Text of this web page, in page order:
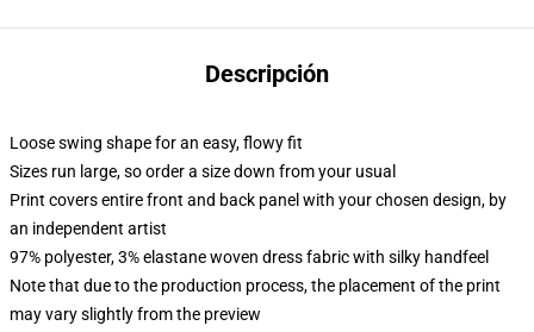
Descripción
Loose swing shape for an easy, flowy fit
Sizes run large, so order a size down from your usual
Print covers entire front and back panel with your chosen design, by
an independent artist
97% polyester, 3% elastane woven dress fabric with silky handfeel
Note that due to the production process, the placement of the print
may vary slightly from the preview